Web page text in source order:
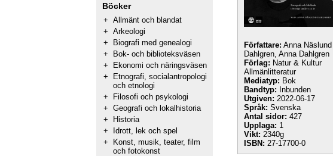
Böcker
+ Allmänt och blandat
+ Arkeologi
+
Biografi med genealogi
+
Bok- och biblioteksväsen
+
Ekonomi och näringsväsen
+
Etnografi, socialantropologi
och etnologi
+
Filosofi och psykologi
+ Geografi och lokalhistoria
+
Historia
+
Idrott, lek och spel
+
Konst, musik, teater, film
och fotokonst
Författare: Anna Näslund
Dahlgren, Anna Dahlgren
Förlag: Natur & Kultur
Allmänlitteratur
Mediatyp: Bok
Bandtyp: Inbunden
Utgiven: 2022-06-17
Språk: Svenska
Antal sidor: 427
Upplaga: 1
Vikt: 2340g
ISBN: 27-17700-0